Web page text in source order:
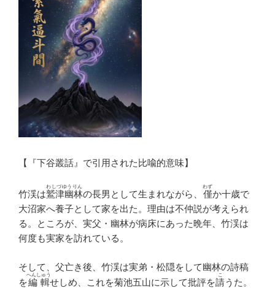
【『下谷叢話』で引用された比喩的意味】
竹渓は鷲津幽林
わしづゆうりん
の長男として生まれながら、 僅
わず
か十歳で
大沼家へ養子として家を出た。理由は不仲説が考えられ
る。ところが、実父・幽林が病床にあった晩年、竹渓は
何度も実家を訪れている。
そして、父亡き後、竹渓は実弟・松隠をして幽林の詩稿
を編輯
へんしゅう
せしめ、これを菊池五山に示して批評を請
こ
うた。